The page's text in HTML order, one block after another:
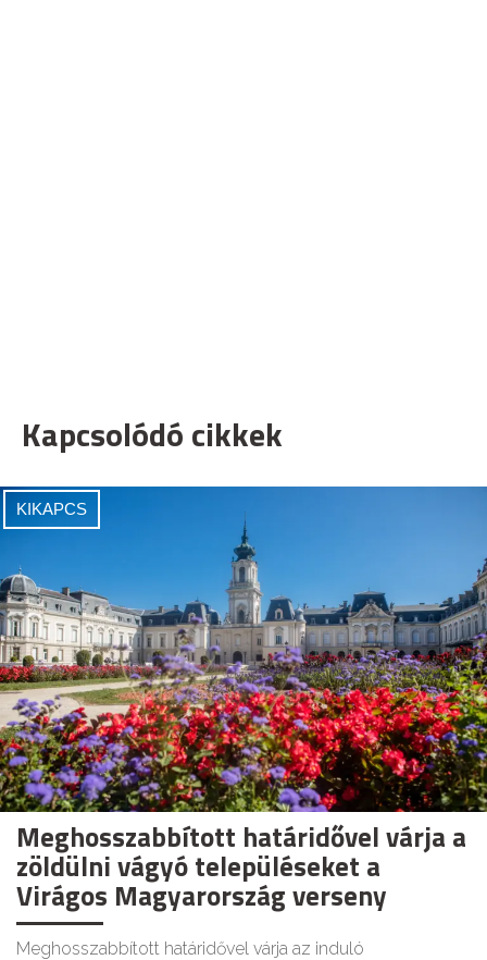
Kapcsolódó cikkek
KIKAPCS
Meghosszabbított határidővel várja a
zöldülni vágyó településeket a
Virágos Magyarország verseny
Meghosszabbított határidővel várja az induló